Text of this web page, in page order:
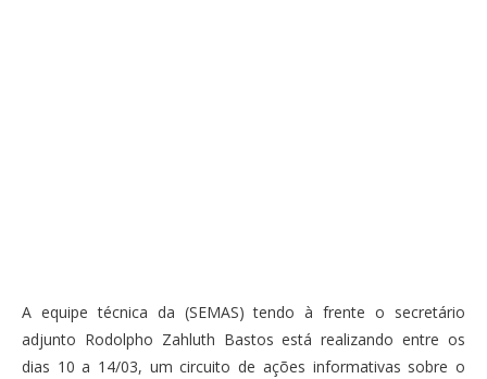
A equipe técnica da (SEMAS) tendo à frente o secretário
adjunto Rodolpho Zahluth Bastos está realizando entre os
dias 10 a 14/03, um circuito de ações informativas sobre o